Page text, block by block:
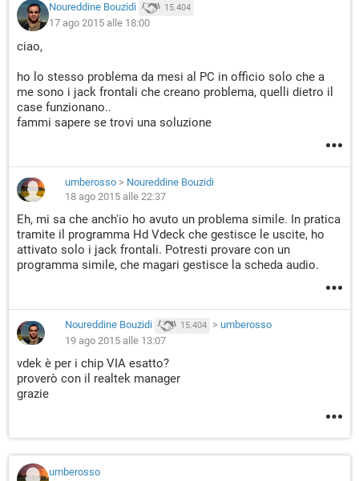
Noureddine Bouzidi 15.404
17 ago 2015 alle 18:00
ciao,
ho lo stesso problema da mesi al PC in officio solo che a
me sono i jack frontali che creano problema, quelli dietro il
case funzionano..
fammi sapere se trovi una soluzione
umberosso > Noureddine Bouzidi
18 ago 2015 alle 22:37
Eh, mi sa che anch'io ho avuto un problema simile. In pratica
tramite il programma Hd Vdeck che gestisce le uscite, ho
attivato solo i jack frontali. Potresti provare con un
programma simile, che magari gestisce la scheda audio.
Noureddine Bouzidi 15.404 > umberosso
19 ago 2015 alle 13:07
vdek è per i chip VIA esatto?
proverò con il realtek manager
grazie
umberosso